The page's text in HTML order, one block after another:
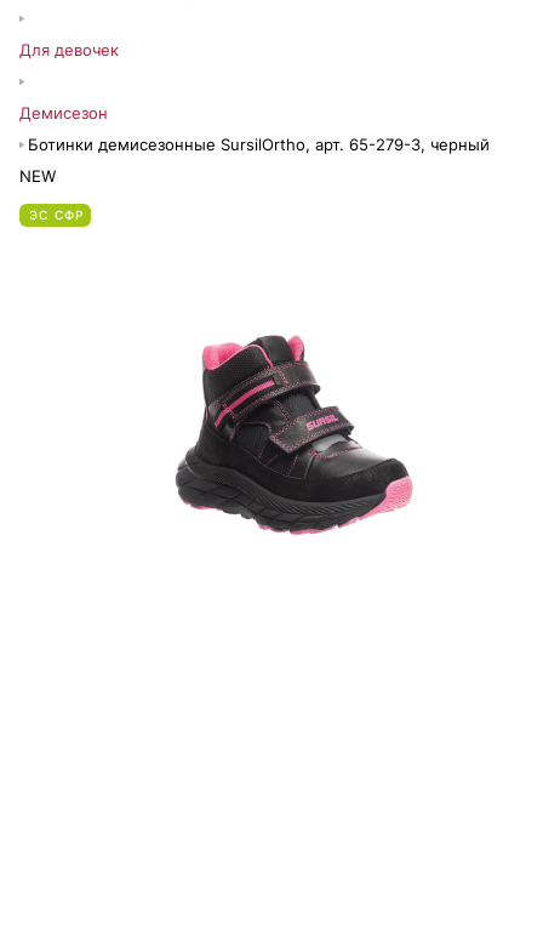
Для девочек
Демисезон
Ботинки демисезонные SursilOrtho, арт. 65-279-3, черный
NEW
ЭС СФР